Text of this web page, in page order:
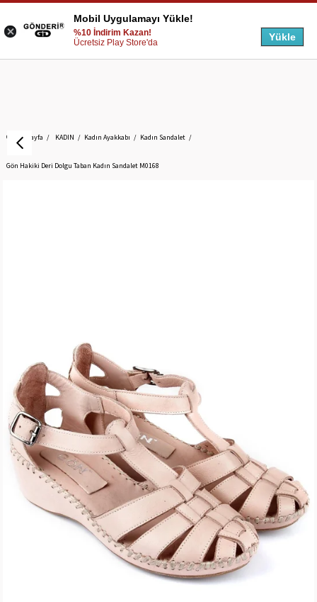
Anasayfa KADIN Kadın Ayakkabı Kadın Sandalet
Gön Hakiki Deri Dolgu Taban Kadın Sandalet M0168
Mobil Uygulamayı Yükle!
%10 İndirim Kazan!
Ücretsiz Play Store'da
Yükle